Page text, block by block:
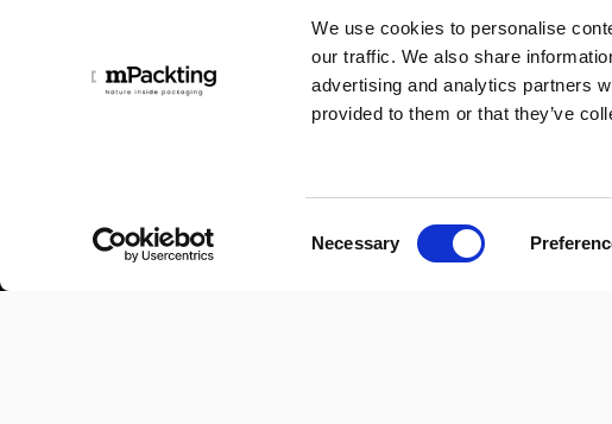
We use cookies to personalise
our traffic. We also share
advertising and analytics partners
provided to them or that they’ve
Necessary
t